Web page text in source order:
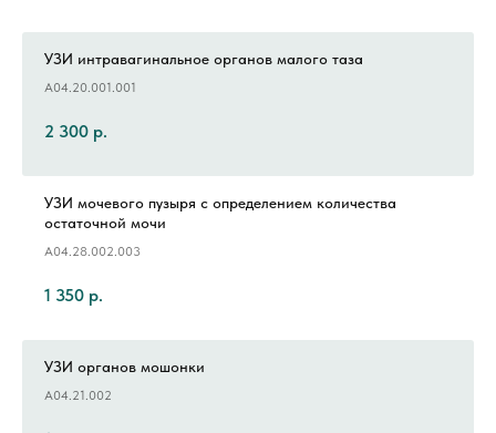
УЗИ интравагинальное органов малого таза
A04.20.001.001
2 300 р.
УЗИ мочевого пузыря с определением количества
остаточной мочи
A04.28.002.003
1 350 р.
УЗИ органов мошонки
A04.21.002